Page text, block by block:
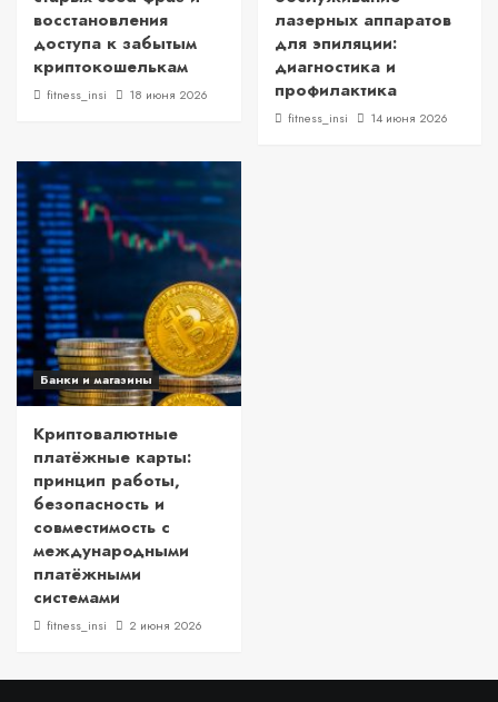
восстановления
доступа к забытым
криптокошелькам
fitness_insi 18 июня 2026
лазерных аппаратов
для эпиляции:
диагностика и
профилактика
fitness_insi 14 июня 2026
Банки и магазины
Криптовалютные
платёжные карты:
принцип работы,
безопасность и
совместимость с
международными
платёжными
системами
fitness_insi 2 июня 2026